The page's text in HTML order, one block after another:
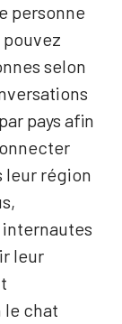
personne
selon
pays afin
leur région
leur
le chat